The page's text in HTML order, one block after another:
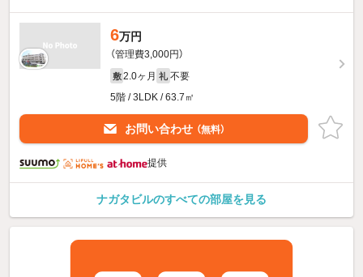
6万円
（管理費3,000円）
敷 2.0ヶ月 礼 不要
5階 / 3LDK / 63.7㎡
お問い合わせ （無料）
提供
ナガタビルのすべての部屋を見る